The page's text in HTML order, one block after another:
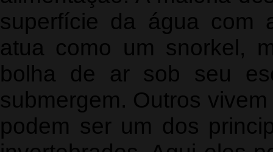
superfície da água com
atua como um snorkel,
bolha de ar sob seu
submergem. Outros
podem ser um dos